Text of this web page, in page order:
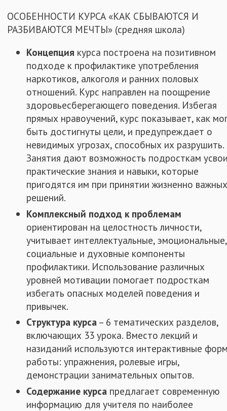
ОСОБЕННОСТИ КУРСА «КАК СБЫВАЮТСЯ И
РАЗБИВАЮТСЯ МЕЧТЫ» (средняя школа)
Концепция курса построена на позитивном
подходе к профилактике употребления
наркотиков, алкоголя и ранних половых
отношений. Курс направлен на поощрение
здоровьесберегающего поведения. Избегая
прямых нравоучений, курс показывает, как
быть достигнуты цели, и предупреждает о
невидимых угрозах, способных их разрушить.
Занятия дают возможность подросткам
практические знания и навыки, которые
пригодятся им при принятии жизненно
решений.
Комплексный подход к проблемам
ориентирован на целостность личности,
учитывает интеллектуальные, эмоциональные,
социальные и духовные компоненты
профилактики. Использование различных
уровней мотивации помогает подросткам
избегать опасных моделей поведения и
привычек.
Структура курса – 6 тематических разделов,
включающих 33 урока. Вместо лекций и
назиданий используются интерактивные
работы: упражнения, ролевые игры,
демонстрации занимательных опытов.
Содержание курса предлагает современную
информацию для учителя по наиболее